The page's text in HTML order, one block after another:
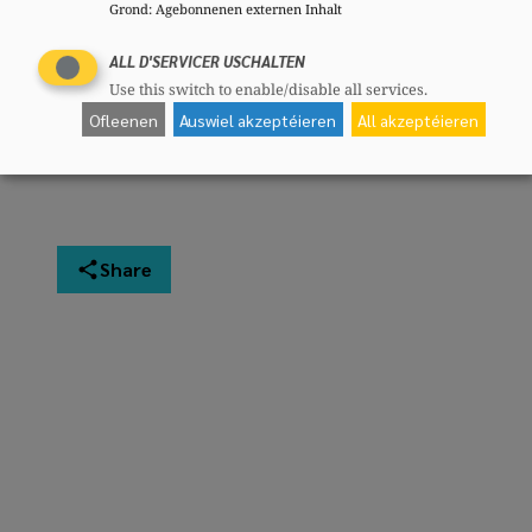
Minister
download
Share
Grond: Agebonnenen externen Inhalt
ALL D'SERVICER USCHALTEN
Use this switch to enable/disable all services.
Ofleenen Auswiel akzeptéieren All akzeptéieren